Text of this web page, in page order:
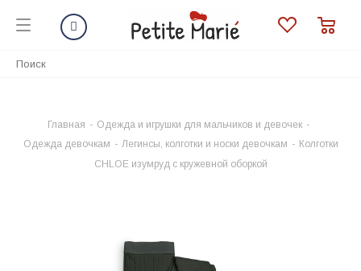
Главная - Одежда и игрушки для мальчиков и девочек -
Одежда девочкам - Легинсы, колготки и носки девочкам - Колготки
CHLOE изумруд с кружевной оборкой